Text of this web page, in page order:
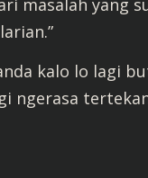
masalah yang
kalo lo lagi
ngerasa